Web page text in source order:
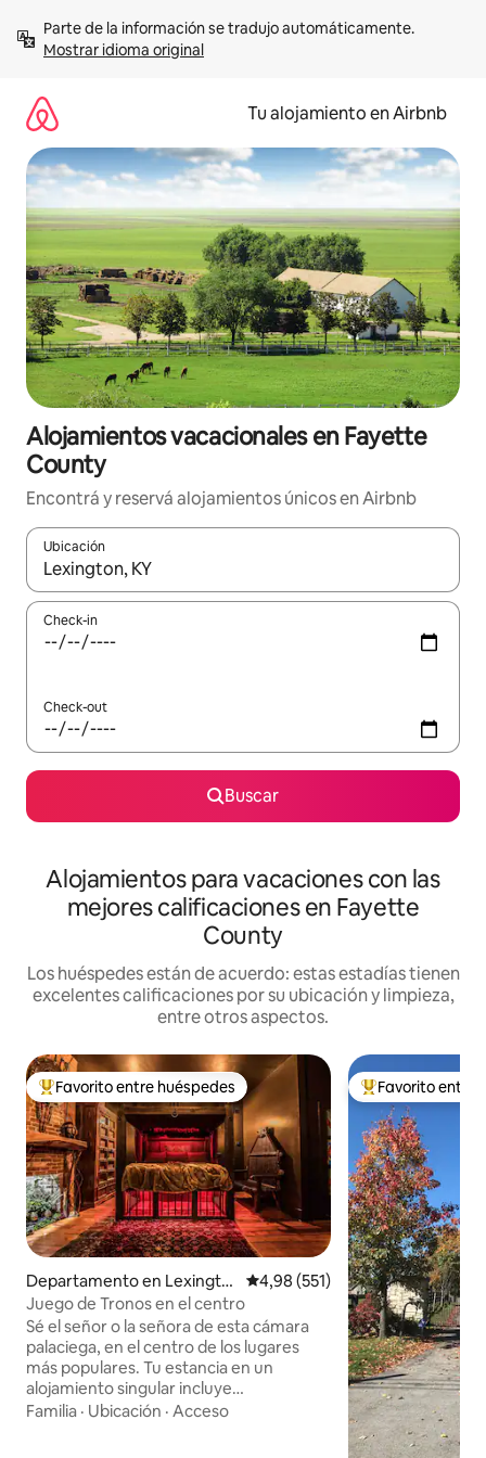
contenidoMostrar idioma original
Tu alojamiento en Airbnb
Alojamientos vacacionales en Fayette
County
Encontrá y reservá alojamientos únicos en Airbnb
Ubicación
Cuando los resultados estén disponibles, navegá con las
Check-in
Check-out
Buscar
Alojamientos para vacaciones con las
mejores calificaciones en Fayette
County
Los huéspedes están de acuerdo: estas estadías tienen
excelentes calificaciones por su ubicación y limpieza,
entre otros aspectos.
Favorito entre los huéspedes más destacados
Favorito entre huéspedes
Departamento en Lexingto
n
Calificación promedio: 4,98 de
4,98 (551)
Juego de Tronos en el centro
Sé el señor o la señora de esta cámara
palaciega, en el centro de los lugares
más populares. Tu estancia en un
alojamiento singular incluye
características propias de la realeza
Familia · Ubicación · Acceso
Favorito entre
Favorito entre